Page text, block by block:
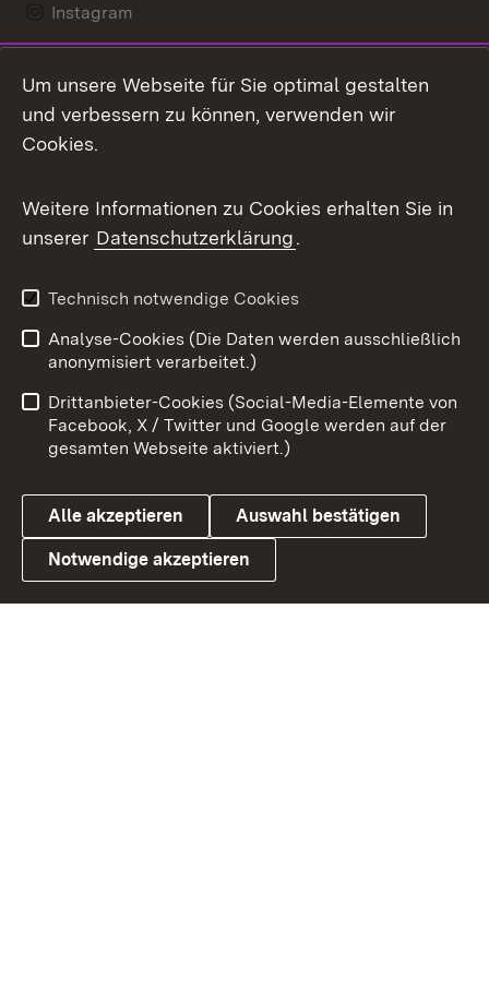
Instagram
Mastodon
Messenger
Social Wall
X / Twitter
Youtube
Link zum Landesportal
Benutzungshinweise
Barrierefreiheit
Datenschutz
Cookies
Um unsere Webseite für Sie optimal gestalten
und verbessern zu können, verwenden wir
Cookies.
Weitere Informationen zu Cookies erhalten Sie in
unserer Datenschutzerklärung.
Technisch notwendige Cookies
Analyse-Cookies (Die Daten werden ausschließlich
anonymisiert verarbeitet.)
Drittanbieter-Cookies (Social-Media-Elemente von
Facebook, X / Twitter und Google werden auf der
gesamten Webseite aktiviert.)
Alle akzeptieren Auswahl bestätigen
Notwendige akzeptieren